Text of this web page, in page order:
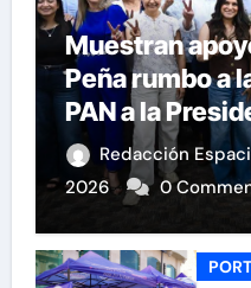
Muestran
Peña rumbo a
PAN a la
Redacción
2026
0